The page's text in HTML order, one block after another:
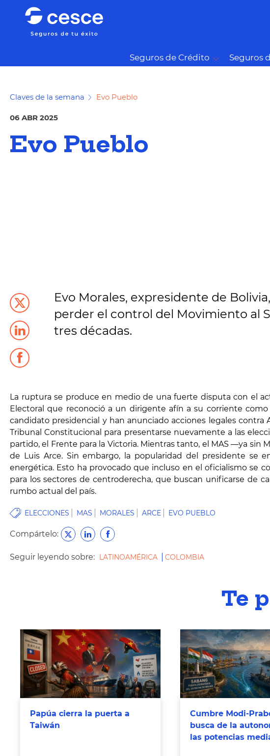
Seguros de Crédito Seguros
Claves de la semana Evo Pueblo
06 ABR 2025
Evo Pueblo
Evo Morales, expresidente de
perder el control del Movimiento al
tres décadas.
La ruptura se produce en medio de una fuerte disputa con el
Electoral que reconoció a un dirigente afín a su corriente
candidato presidencial y han anunciado acciones legales
Tribunal Constitucional para presentarse nuevamente a las
partido, el Frente para la Victoria. Mientras tanto, el MAS —ya sin
de Luis Arce. Sin embargo, la popularidad del presidente se
energética. Esto ha provocado que incluso en el oficialismo se
para los sectores de centroderecha, que buscan unificarse de
rumbo actual del país.
ELECCIONES MAS MORALES ARCE EVO PUEBLO
Compártelo:
Seguir leyendo sobre: LATINOAMÉRICA COLOMBIA
Te
Papúa cierra la puerta a
Taiwán
Cumbre Modi-
busca de la
las potencias